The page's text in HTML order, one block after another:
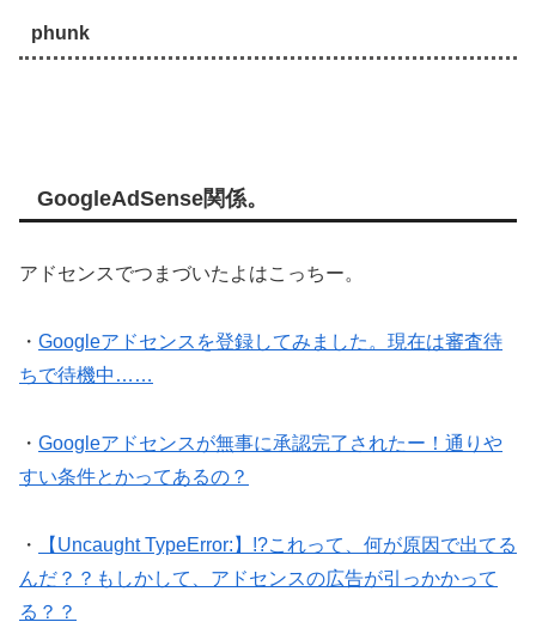
phunk
GoogleAdSense関係。
アドセンスでつまづいたよはこっちー。
・ Googleアドセンスを登録してみました。現在は審査待
ちで待機中……
・ Googleアドセンスが無事に承認完了されたー！通りや
すい条件とかってあるの？
・
【Uncaught TypeError:】!?これって、何が原因で出てる
んだ？？もしかして、アドセンスの広告が引っかかって
る？？